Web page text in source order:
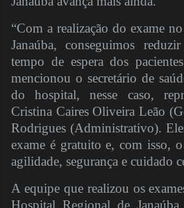
“Com a realização do exame
Janaúba, conseguimos
tempo de espera dos
mencionou o secretário de
do hospital, nesse caso,
Cristina Caires Oliveira Leão
Rodrigues (Administrativo).
exame é gratuito e, com isso,
agilidade, segurança e cuidado
A equipe que realizou os
Hospital Regional de